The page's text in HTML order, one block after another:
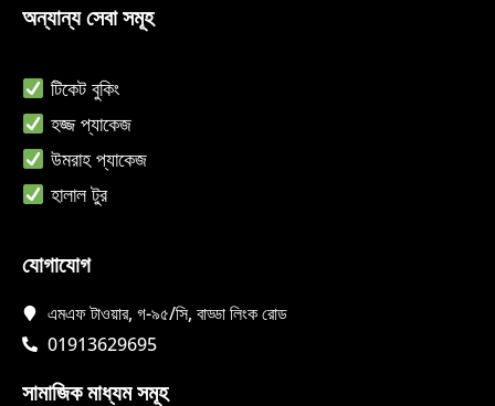
অন্যান্য সেবা সমূহ
টিকেট বুকিং
হজ্জ প্যাকেজ
উমরাহ প্যাকেজ
হালাল টুর
যোগাযোগ
এমএফ টাওয়ার, গ-৯৫/সি, বাড্ডা লিংক রোড
01913629695
সামাজিক মাধ্যম সমূহ